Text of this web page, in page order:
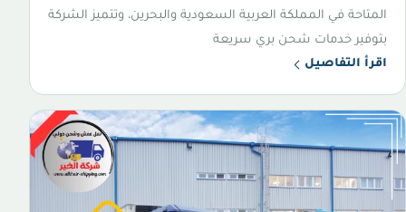
المتاحة في المملكة العربية السعودية والبحرين، وتتميز الشركة
بتوفير خدمات شحن بري سريعة
اقرأ التفاصيل